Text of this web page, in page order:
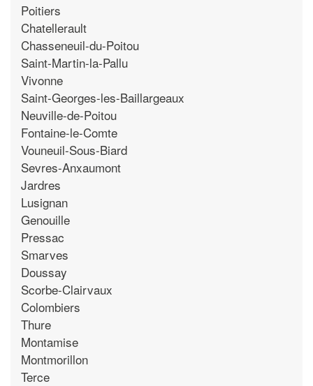
Poitiers
Chatellerault
Chasseneuil-du-Poitou
Saint-Martin-la-Pallu
Vivonne
Saint-Georges-les-Baillargeaux
Neuville-de-Poitou
Fontaine-le-Comte
Vouneuil-Sous-Biard
Sevres-Anxaumont
Jardres
Lusignan
Genouille
Pressac
Smarves
Doussay
Scorbe-Clairvaux
Colombiers
Thure
Montamise
Montmorillon
Terce